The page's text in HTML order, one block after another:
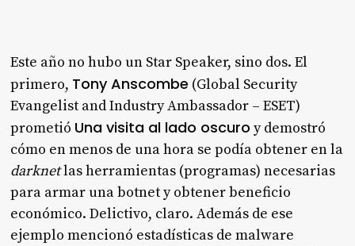
Este año no hubo un Star Speaker, sino dos. El
primero, Tony Anscombe (Global Security
Evangelist and Industry Ambassador – ESET)
prometió Una visita al lado oscuro y demostró
cómo en menos de una hora se podía obtener en la
darknetlas herramientas (programas) necesarias
para armar una botnet y obtener beneficio
económico. Delictivo, claro. Además de ese
ejemplo mencionó estadísticas de malware